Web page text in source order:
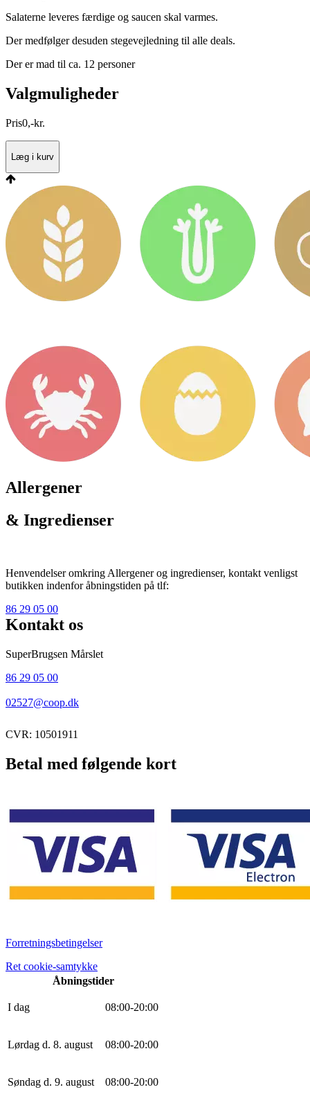
Salaterne leveres færdige og saucen skal varmes.
Der medfølger desuden stegevejledning til alle deals.
Der er mad til ca. 12 personer
Valgmuligheder
Pris0,-kr.
Læg i kurv
Allergener
& Ingredienser
Henvendelser omkring Allergener og ingredienser, kontakt venligst
butikken indenfor åbningstiden på tlf:
86 29 05 00
Kontakt os
SuperBrugsen Mårslet
86 29 05 00
02527@coop.dk
CVR: 10501911
Betal med følgende kort
Forretningsbetingelser
Ret cookie-samtykke
Åbningstider
I dag 08:00-20:00
Lørdag d. 8. august 08:00-20:00
Søndag d. 9. august 08:00-20:00